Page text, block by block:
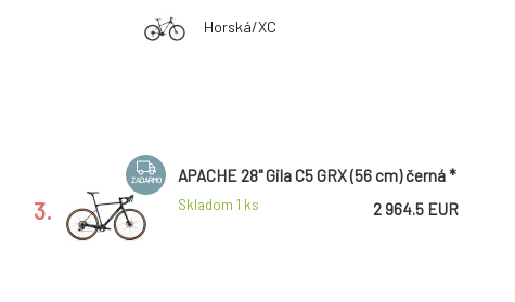
Horská/XC
3.
ZADARMO APACHE 28" Gila C5 GRX (56 cm) černá *
Skladom 1 ks 2 964.5 EUR